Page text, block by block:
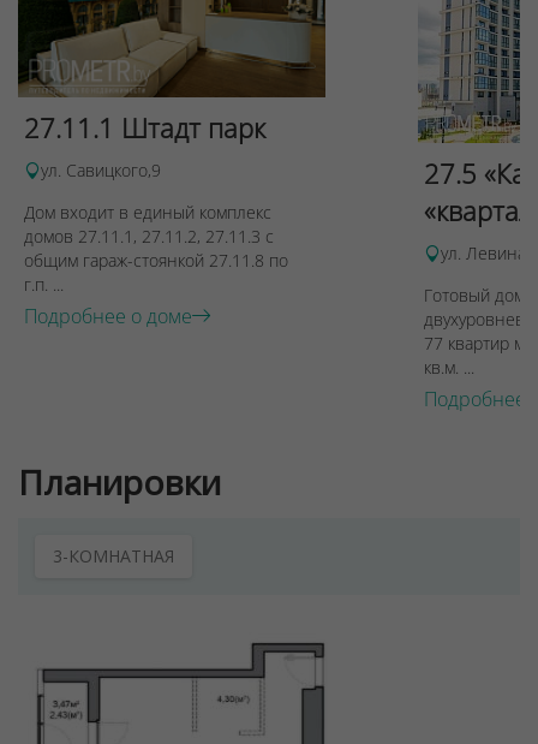
27.11.1 Штадт парк
ул. Савицкого,9
Дом входит в единый комплекс
домов 27.11.1, 27.11.2, 27.11.3 с
общим гараж-стоянкой 27.11.8 по
г.п. ...
Подробнее о доме
27.5
ул. Левина,
Готовый дом
77 квартир
кв.м. ...
Подробнее
Планировки
3-КОМНАТНАЯ
Для обеспечения удобства пользователей сайта
используются cookies
Отклонить